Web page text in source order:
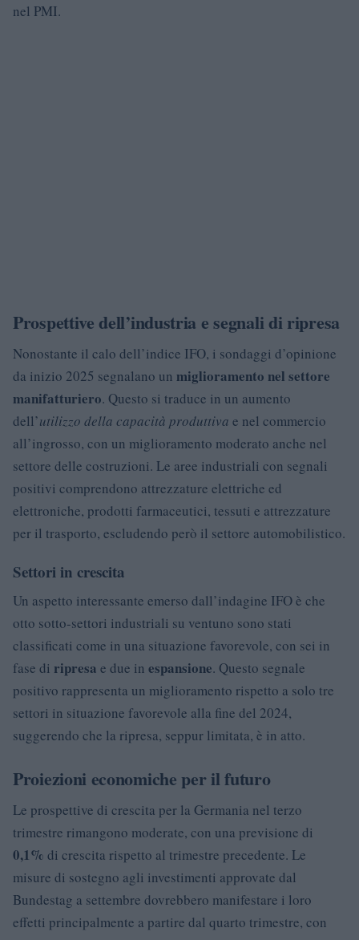
nel PMI.
Prospettive dell’industria e segnali di ripresa
Nonostante il calo dell’indice IFO, i sondaggi d’opinione
da inizio 2025 segnalano un miglioramento nel settore
manifatturiero. Questo si traduce in un aumento
dell’utilizzo della capacità produttiva e nel commercio
all’ingrosso, con un miglioramento moderato anche nel
settore delle costruzioni. Le aree industriali con segnali
positivi comprendono attrezzature elettriche ed
elettroniche, prodotti farmaceutici, tessuti e attrezzature
per il trasporto, escludendo però il settore automobilistico.
Settori in crescita
Un aspetto interessante emerso dall’indagine IFO è che
otto sotto-settori industriali su ventuno sono stati
classificati come in una situazione favorevole, con sei in
fase di ripresa e due in espansione. Questo segnale
positivo rappresenta un miglioramento rispetto a solo tre
settori in situazione favorevole alla fine del 2024,
suggerendo che la ripresa, seppur limitata, è in atto.
Proiezioni economiche per il futuro
Le prospettive di crescita per la Germania nel terzo
trimestre rimangono moderate, con una previsione di
0,1% di crescita rispetto al trimestre precedente. Le
misure di sostegno agli investimenti approvate dal
Bundestag a settembre dovrebbero manifestare i loro
effetti principalmente a partire dal quarto trimestre, con